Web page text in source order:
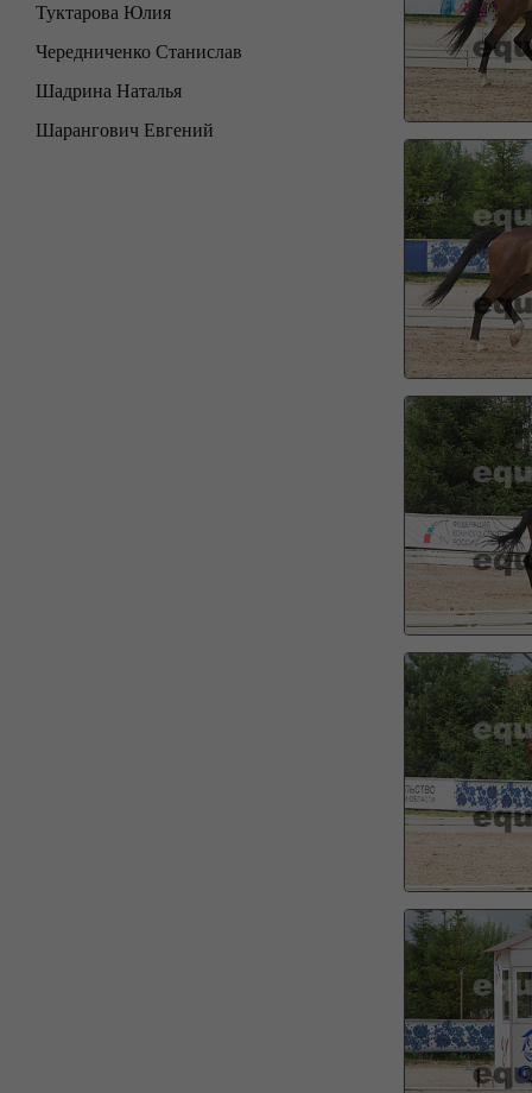
Туктарова Юлия
Чередниченко Станислав
Шадрина Наталья
Шарангович Евгений